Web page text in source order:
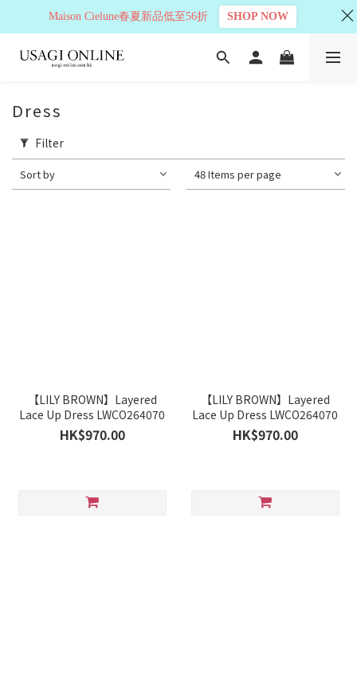
Dress
Filter
Sort by 48 Items per page
【LILY BROWN】Layered
Lace Up Dress LWCO264070
HK$970.00
【LILY BROWN】Layered
Lace Up Dress LWCO264070
HK$970.00
Maison Cielune春夏新品低至56折 SHOP NOW